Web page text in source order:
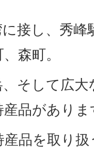
接し、秀峰
森町。
そして広
品がありま
品を取り